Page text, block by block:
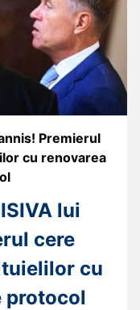
Premierul
cu renovarea
lui
cere
cu
protocol